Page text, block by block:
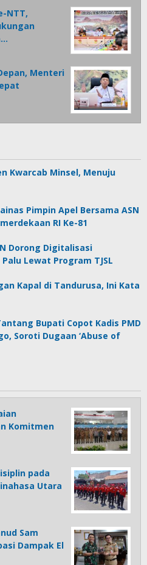
NTT,
Menteri
Kwarcab Minsel, Menuju
Pimpin Apel Bersama ASN
RI Ke-81
Dorong Digitalisasi
Lewat Program TJSL
Kapal di Tandurusa, Ini Kata
Bupati Copot Kadis PMD
Soroti Dugaan ‘Abuse of
Komitmen
pada
Utara
Sam
Dampak El